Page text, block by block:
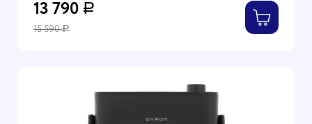
13 790 Р
15 590Р